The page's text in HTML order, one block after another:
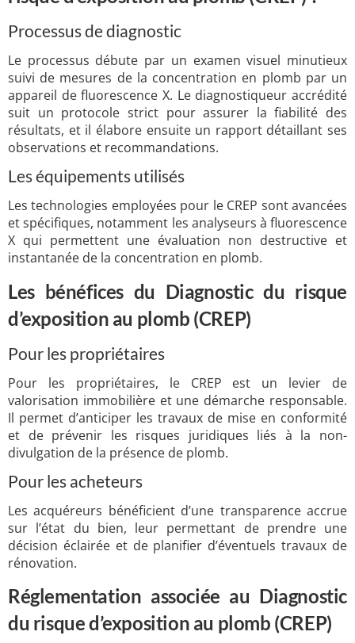
Processus de diagnostic
Le processus débute par un examen visuel minutieux
suivi de mesures de la concentration en plomb par un
appareil de fluorescence X. Le diagnostiqueur accrédité
suit un protocole strict pour assurer la fiabilité des
résultats, et il élabore ensuite un rapport détaillant ses
observations et recommandations.
Les équipements utilisés
Les technologies employées pour le CREP sont avancées
et spécifiques, notamment les analyseurs à fluorescence
X qui permettent une évaluation non destructive et
instantanée de la concentration en plomb.
Les bénéfices du Diagnostic du risque
d’exposition au plomb (CREP)
Pour les propriétaires
Pour les propriétaires, le CREP est un levier de
valorisation immobilière et une démarche responsable.
Il permet d’anticiper les travaux de mise en conformité
et de prévenir les risques juridiques liés à la non-
divulgation de la présence de plomb.
Pour les acheteurs
Les acquéreurs bénéficient d’une transparence accrue
sur l’état du bien, leur permettant de prendre une
décision éclairée et de planifier d’éventuels travaux de
rénovation.
Réglementation associée au Diagnostic
du risque d’exposition au plomb (CREP)